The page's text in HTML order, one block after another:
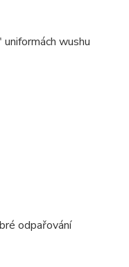
wushu
odpařování